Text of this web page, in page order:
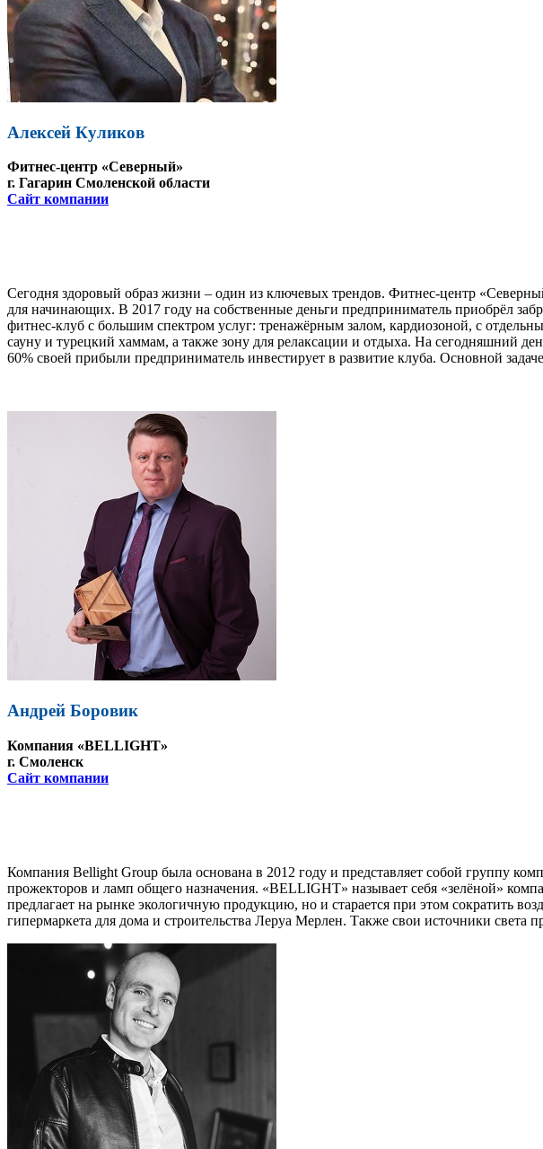
Алексей Куликов
Фитнес-центр «Северный»
г. Гагарин Смоленской области
Сайт компании
Сегодня здоровый образ жизни – один из ключевых трендов. Фитнес-центр
для начинающих. В 2017 году на собственные деньги предприниматель приобрёл
фитнес-клуб с большим спектром услуг: тренажёрным залом, кардиозоной, с
сауну и турецкий хаммам, а также зону для релаксации и отдыха. На сегодняшний
60% своей прибыли предприниматель инвестирует в развитие клуба. Основной
Андрей Боровик
Компания «BELLIGHT»
г. Смоленск
Сайт компании
Компания Bellight Group была основана в 2012 году и представляет собой группу
прожекторов и ламп общего назначения. «BELLIGHT» называет себя «зелёной»
предлагает на рынке экологичную продукцию, но и старается при этом сократить
гипермаркета для дома и строительства Леруа Мерлен. Также свои источники